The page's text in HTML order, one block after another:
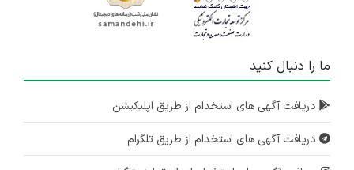
ما را دنبال کنید
دریافت آگهی های استخدام از طریق اپلیکیشن
دریافت آگهی های استخدام از طریق تلگرام